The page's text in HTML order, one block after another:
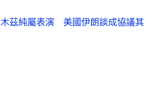
茲純屬表演 美國伊朗談成協議其